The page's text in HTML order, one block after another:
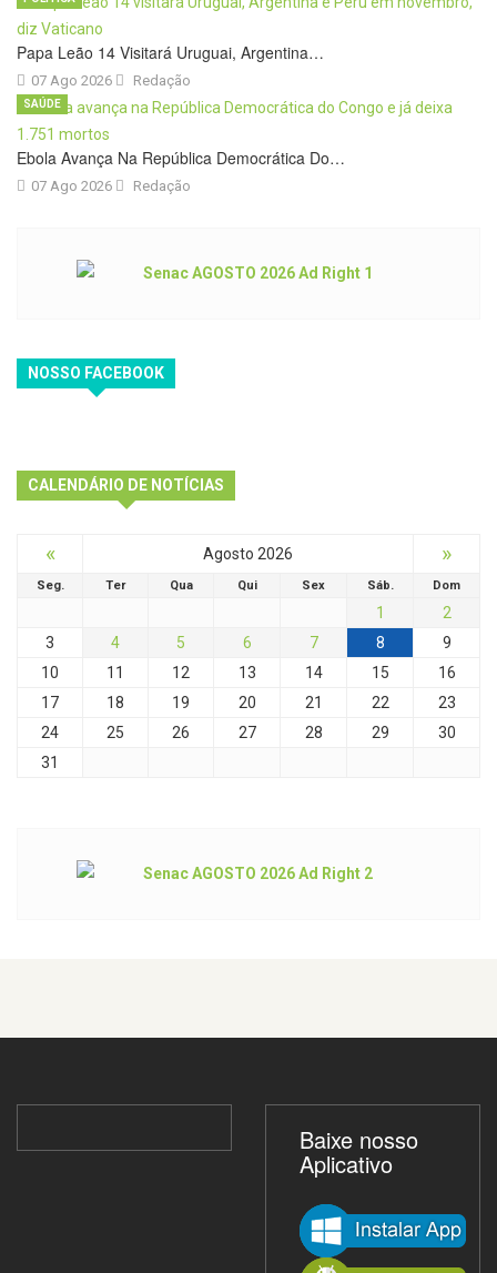
Papa Leão 14 Visitará Uruguai, Argentina…
07 Ago 2026 Redação
Ebola Avança Na República Democrática Do…
07 Ago 2026
SAÚDE
Redação
NOSSO FACEBOOK
CALENDÁRIO DE NOTÍCIAS
« Agosto 2026 »
Seg. Ter Qua Qui Sex Sáb. Dom
1
2
3
4 5 6 7 8
9
10
11 12 13 14 15
16
17
18 19 20 21 22
23
24
25 26 27 28 29
30
31
Baixe nosso
Aplicativo